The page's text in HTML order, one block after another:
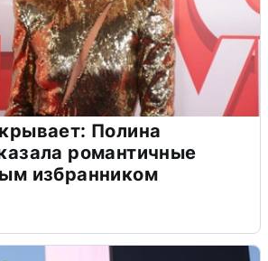
Полина
романтичные
избранником